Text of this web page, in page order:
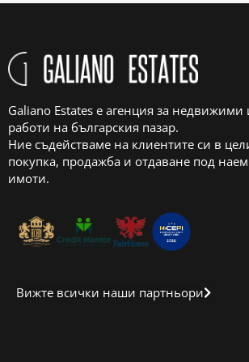
Galiano Estates е агенция за недвижими
работи на българския пазар.
Ние съдействаме на клиентите си в
покупка, продажба и отдаване под
имоти.
Вижте всички наши партньори